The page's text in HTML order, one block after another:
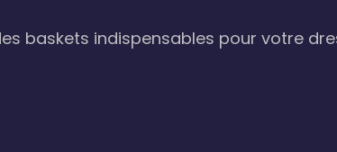
baskets indispensables pour votre